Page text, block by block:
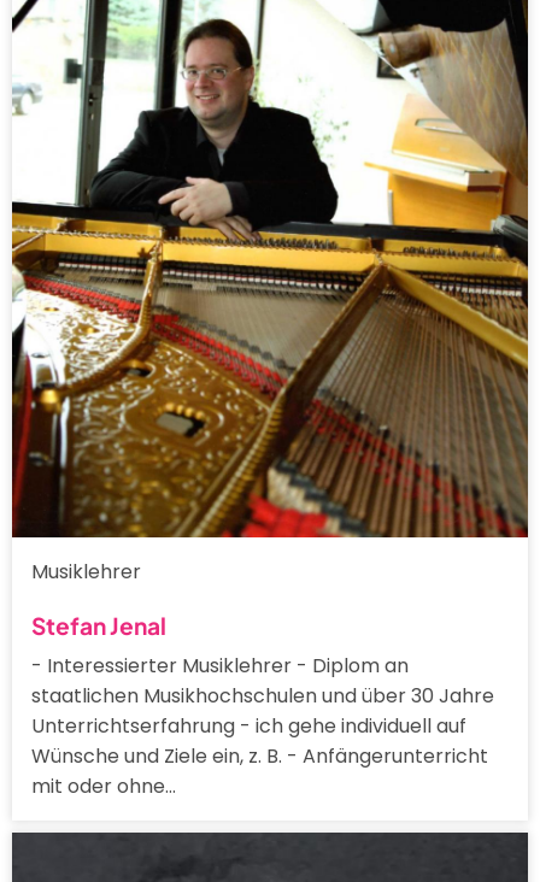
Musiklehrer
Stefan Jenal
- Interessierter Musiklehrer - Diplom an
staatlichen Musikhochschulen und über 30 Jahre
Unterrichtserfahrung - ich gehe individuell auf
Wünsche und Ziele ein, z. B. - Anfängerunterricht
mit oder ohne…